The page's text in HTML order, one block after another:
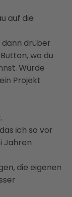
auf die
dann drüber
wo du
Würde
Projekt
ich so vor
Jahren
die eigenen